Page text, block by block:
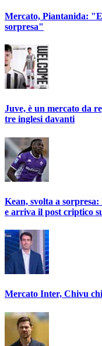
Mercato, Piantanida:
sorpresa"
Juve, è un mercato da
tre inglesi davanti
Kean, svolta a
e arriva il post criptico
Mercato Inter, Chivu